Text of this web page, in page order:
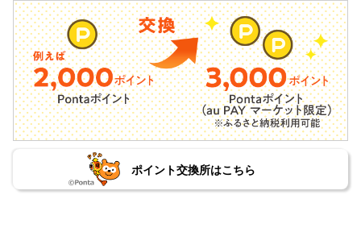
ポイント交換所はこちら